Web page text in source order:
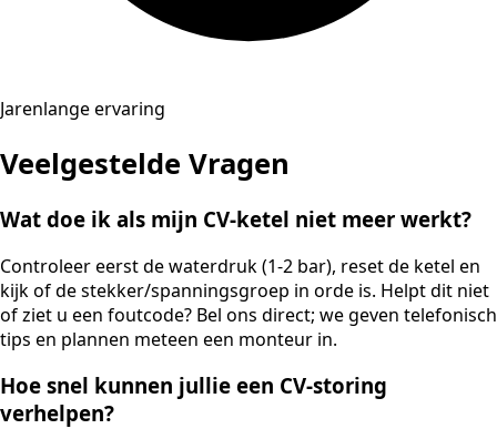
Jarenlange ervaring
Veelgestelde Vragen
Wat doe ik als mijn CV-ketel niet meer werkt?
Controleer eerst de waterdruk (1-2 bar), reset de ketel en
kijk of de stekker/spanningsgroep in orde is. Helpt dit niet
of ziet u een foutcode? Bel ons direct; we geven telefonisch
tips en plannen meteen een monteur in.
Hoe snel kunnen jullie een CV-storing
verhelpen?